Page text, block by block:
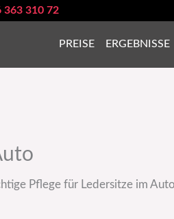
363 310 72
PREISE ERGEBNISSE
Pflege für Ledersitze im Auto